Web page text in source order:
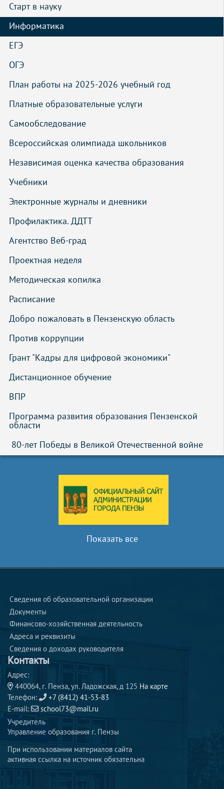
Старт в науку
Информатика
ЕГЭ
ОГЭ
План работы на 2025-2026 учебный год
Платные образовательные услуги
Самообследование
Всероссийская олимпиада школьников
Независимая оценка качества образования
Учебники
Электронные журналы и дневники
Профилактика. ДДТТ
Агентство Веб-град
Проектная неделя
Методическая копилка
Расписание
Добро пожаловать в Пензенскую область
Против коррупции
Грант "Кадры для цифровой экономики"
Дистанционное обучение
ВПР
Программа развития образования Пензенской
области
80-лет Победы в Великой Отечественной войне
Показать все
Сведения об образовательной организации
Документы
Финансово-хозяйственная деятельность
Адреса и реквизиты
Сведения о доходах руководителя
Контакты
Адрес:
440064, г. Пенза, ул. Ладожская, д 125 На карте
Телефон:
+7 (8412) 41-53-83
E-mail:
school73@mail.ru
Учредитель
Управление образования г. Пензы
При использовании материалов сайта
активная ссылка на источник обязательна